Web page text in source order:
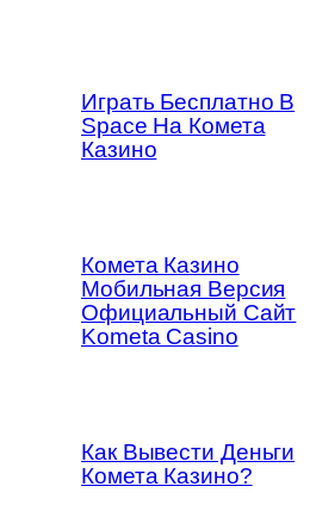
Играть Бесплатно В
Space На Комета
Казино
Комета Казино
Мобильная Версия
Официальный Сайт
Kometa Casino
Как Вывести Деньги
Комета Казино?